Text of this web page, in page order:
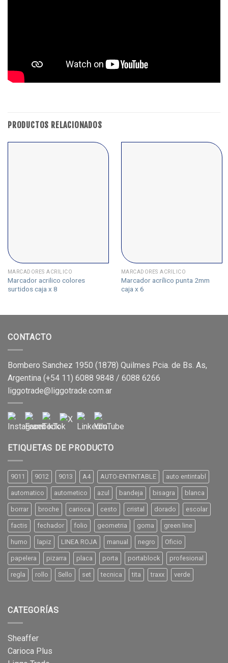
PRODUCTOS RELACIONADOS
MARCADORES ACRÍLICO
Marcador acrilico colores
surtidos caja x 8
MARCADORES ACRÍLICO
Marcador acrílico punta 2mm
caja x 6
CONTACTO
Bombero Sanchez 1950 (1878) Quilmes Pcia. de Bs. As,
Argentina (+54 11) 6088 9848 / 6088 6266
liggotrade@liggotrade.com.ar
ETIQUETAS DE PRODUCTO
9011 9012 9013 A4 AUTO-ENTINTABLE auto entintabl
automatico autometico azul bandeja bisagra blanca
borrar broche carioca cesto cristal dorado escolar
factis fechador folio geometria goma green line
humo lapiz LINEA ROJA manual negro Oficio
papelera pizarra placa porta portablock profesional
regla rollo Sello set tecnica tita traxx verde
CATEGORÍAS
Sheaffer
Carioca Plus